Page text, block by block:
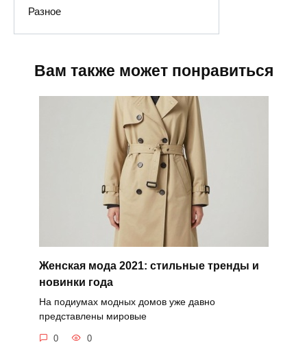
Разное
Вам также может понравиться
Женская мода 2021: стильные тренды и
новинки года
На подиумах модных домов уже давно
представлены мировые
0 0